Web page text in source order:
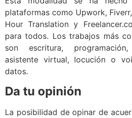
plataformas como Upwork,
Hour Translation y
para todos. Los trabajos más
son escritura,
asistente virtual, locución o
datos.
Da tu opinión
La posibilidad de opinar de